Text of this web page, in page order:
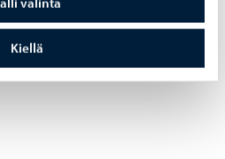
Kiellä
muistaa kielivalintasi.
sivustolle upotetut kaupungin